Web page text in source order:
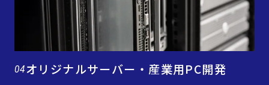
04オリジナルサーバー・産業用PC開発